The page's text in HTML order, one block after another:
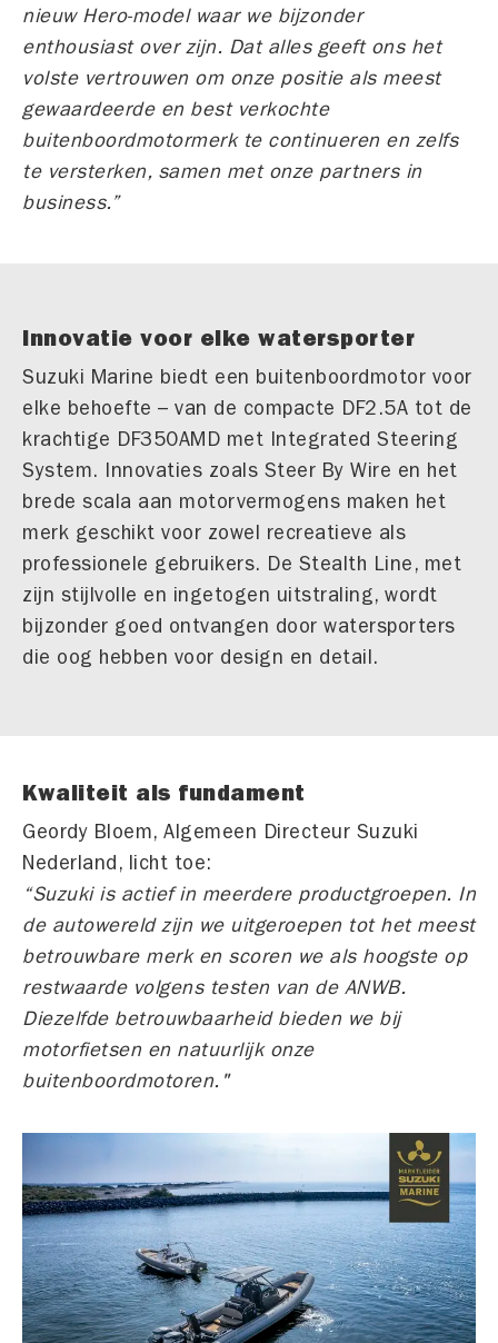
nieuw Hero-model waar we bijzonder
enthousiast over zijn. Dat alles geeft ons het
volste vertrouwen om onze positie als meest
gewaardeerde en best verkochte
buitenboordmotormerk te continueren en zelfs
te versterken, samen met onze partners in
business.”
Innovatie voor elke watersporter
Suzuki Marine biedt een buitenboordmotor voor
elke behoefte – van de compacte DF2.5A tot de
krachtige DF350AMD met Integrated Steering
System. Innovaties zoals Steer By Wire en het
brede scala aan motorvermogens maken het
merk geschikt voor zowel recreatieve als
professionele gebruikers. De Stealth Line, met
zijn stijlvolle en ingetogen uitstraling, wordt
bijzonder goed ontvangen door watersporters
die oog hebben voor design en detail.
Kwaliteit als fundament
Geordy Bloem, Algemeen Directeur Suzuki
Nederland, licht toe:
“Suzuki is actief in meerdere productgroepen. In
de autowereld zijn we uitgeroepen tot het meest
betrouwbare merk en scoren we als hoogste op
restwaarde volgens testen van de ANWB.
Diezelfde betrouwbaarheid bieden we bij
motorfietsen en natuurlijk onze
buitenboordmotoren."